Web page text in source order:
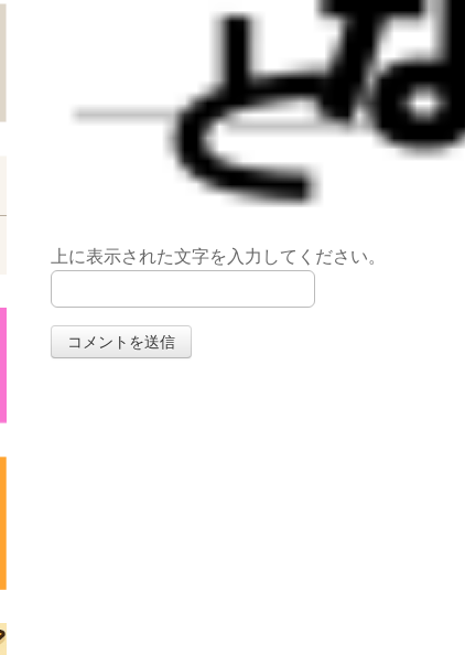
上に表示された文字を入力してください。